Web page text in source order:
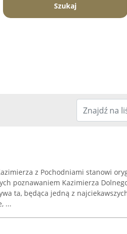
Szukaj
z Pochodniami stanowi
poznawaniem Kazimierza
ta, będąca jedną z
...